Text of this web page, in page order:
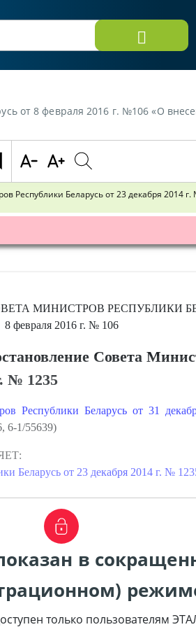
«О внесении изменений и дополнений в
Республики Беларусь от 23 декабря 2014 г.
МИНИСТРОВ РЕСПУБЛИКИ
8 февраля 2016 г. № 106
Совета
№ 1235
Республики Беларусь от 31
6-1/55639)
Беларусь от 23 декабря 2014 г. №
в
только пользователям